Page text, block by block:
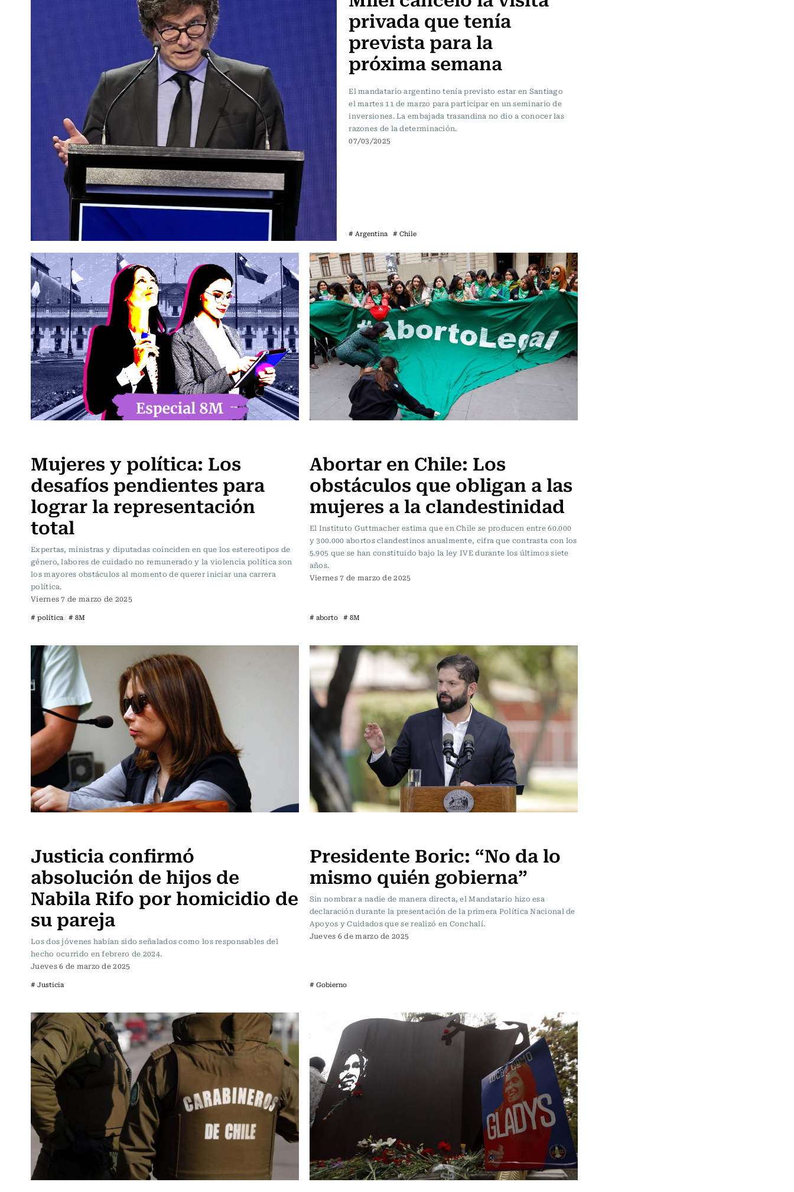
privada que tenía
prevista para la
próxima semana
El mandatario argentino tenía previsto estar en Santiago
el martes 11 de marzo para participar en un seminario de
inversiones. La embajada trasandina no dio a conocer las
razones de la determinación.
07/03/2025
# Argentina # Chile
Mujeres y política: Los
desafíos pendientes para
lograr la representación
total
Expertas, ministras y diputadas coinciden en que los estereotipos de
género, labores de cuidado no remunerado y la violencia política son
los mayores obstáculos al momento de querer iniciar una carrera
política.
Viernes 7 de marzo de 2025
# política # 8M
Abortar en Chile: Los
obstáculos que obligan a las
mujeres a la clandestinidad
El Instituto Guttmacher estima que en Chile se producen entre 60.000
y 300.000 abortos clandestinos anualmente, cifra que contrasta con los
5.905 que se han constituido bajo la ley IVE durante los últimos siete
años.
Viernes 7 de marzo de 2025
# aborto # 8M
Justicia confirmó
absolución de hijos de
Nabila Rifo por homicidio de
su pareja
Los dos jóvenes habían sido señalados como los responsables del
hecho ocurrido en febrero de 2024.
Jueves 6 de marzo de 2025
# Justicia
Presidente Boric: “No da lo
mismo quién gobierna”
Sin nombrar a nadie de manera directa, el Mandatario hizo esa
declaración durante la presentación de la primera Política Nacional de
Apoyos y Cuidados que se realizó en Conchalí.
Jueves 6 de marzo de 2025
# Gobierno